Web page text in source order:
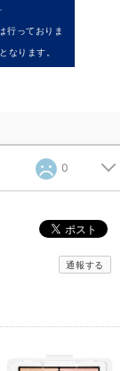
行っておりま
なります。
0
通報する